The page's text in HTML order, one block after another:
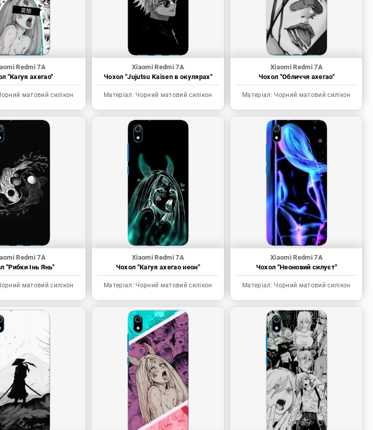
Redmi 7A
"Кагуя ахегао"
матовий силікон
Xiaomi Redmi 7A
Чохол "Jujutsu Kaisen в окулярах"
Матеріал: Чорний матовий силікон
Xiaomi Redmi 7A
Чохол "Обличчя ахегао"
Матеріал: Чорний матовий силікон
Redmi 7A
"Рибки Інь Янь"
матовий силікон
Xiaomi Redmi 7A
Чохол "Кагуя ахегао неон"
Матеріал: Чорний матовий силікон
Xiaomi Redmi 7A
Чохол "Неоновий силуєт"
Матеріал: Чорний матовий силікон